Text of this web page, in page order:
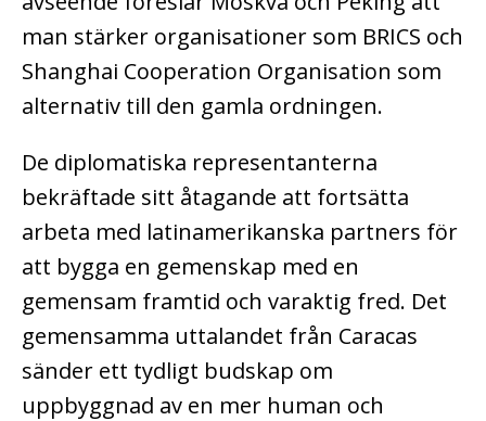
man stärker organisationer som BRICS och
Shanghai Cooperation Organisation som
alternativ till den gamla ordningen.
De diplomatiska representanterna
bekräftade sitt åtagande att fortsätta
arbeta med latinamerikanska partners för
att bygga en gemenskap med en
gemensam framtid och varaktig fred. Det
gemensamma uttalandet från Caracas
sänder ett tydligt budskap om
uppbyggnad av en mer human och